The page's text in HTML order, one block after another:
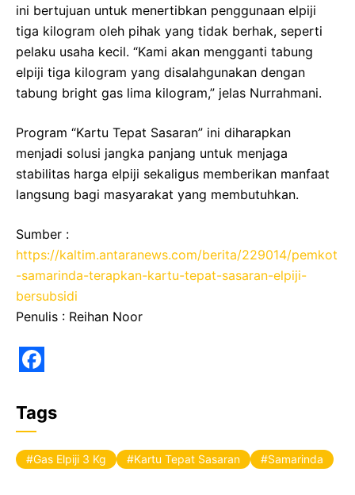
ini bertujuan untuk menertibkan penggunaan elpiji
tiga kilogram oleh pihak yang tidak berhak, seperti
pelaku usaha kecil. “Kami akan mengganti tabung
elpiji tiga kilogram yang disalahgunakan dengan
tabung bright gas lima kilogram,” jelas Nurrahmani.
Program “Kartu Tepat Sasaran” ini diharapkan
menjadi solusi jangka panjang untuk menjaga
stabilitas harga elpiji sekaligus memberikan manfaat
langsung bagi masyarakat yang membutuhkan.
Sumber :
https://kaltim.antaranews.com/berita/229014/pemkot
-samarinda-terapkan-kartu-tepat-sasaran-elpiji-
bersubsidi
Penulis : Reihan Noor
a
c
e
Tags
Gas Elpiji 3 Kg Kartu Tepat Sasaran Samarinda